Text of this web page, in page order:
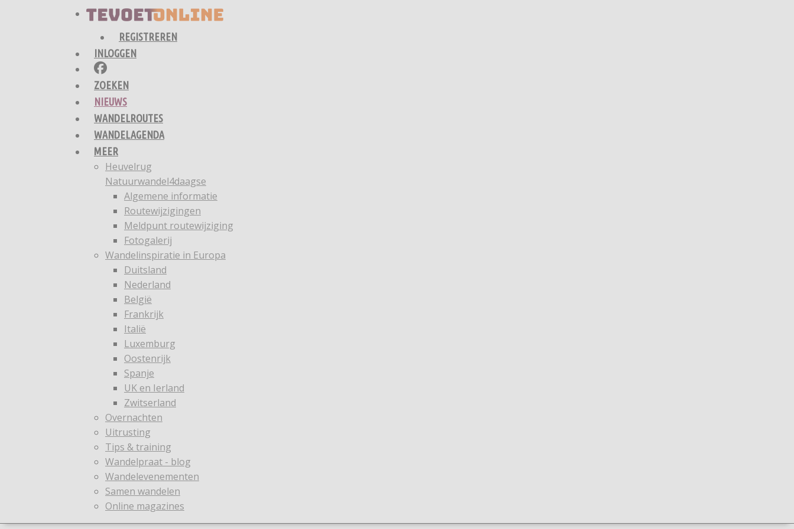
REGISTREREN
INLOGGEN
ZOEKEN
NIEUWS
WANDELROUTES
WANDELAGENDA
MEER
Heuvelrug
Natuurwandel4daagse
Algemene informatie
Routewijzigingen
Meldpunt routewijziging
Fotogalerij
Wandelinspiratie in Europa
Duitsland
Nederland
België
Frankrijk
Italië
Luxemburg
Oostenrijk
Spanje
UK en Ierland
Zwitserland
Overnachten
Uitrusting
Tips & training
Wandelpraat - blog
Wandelevenementen
Samen wandelen
Online magazines